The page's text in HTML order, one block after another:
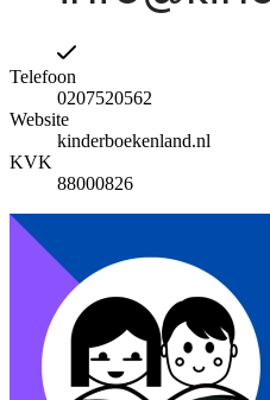
Telefoon
0207520562
Website
kinderboekenland.nl
KVK
88000826